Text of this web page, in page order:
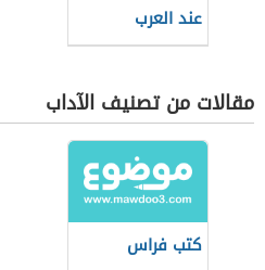
عند العرب
مقالات من تصنيف الآداب
كتب فراس